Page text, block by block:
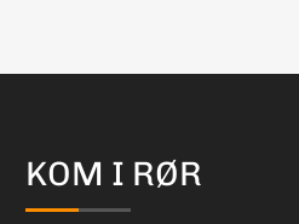
KOM I RØR